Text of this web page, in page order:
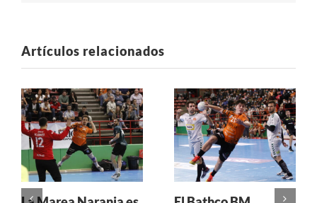
Artículos relacionados